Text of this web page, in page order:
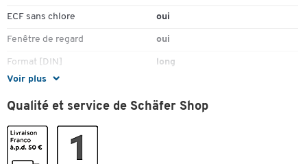
Voir plus
ECF sans chlore oui
Fenêtre de regard oui
Format [DIN] long
Grammage (g/m²)
Hauteur (mm) 110
Impression interne
Imprimable avec
Qualité et service de Schäfer Shop